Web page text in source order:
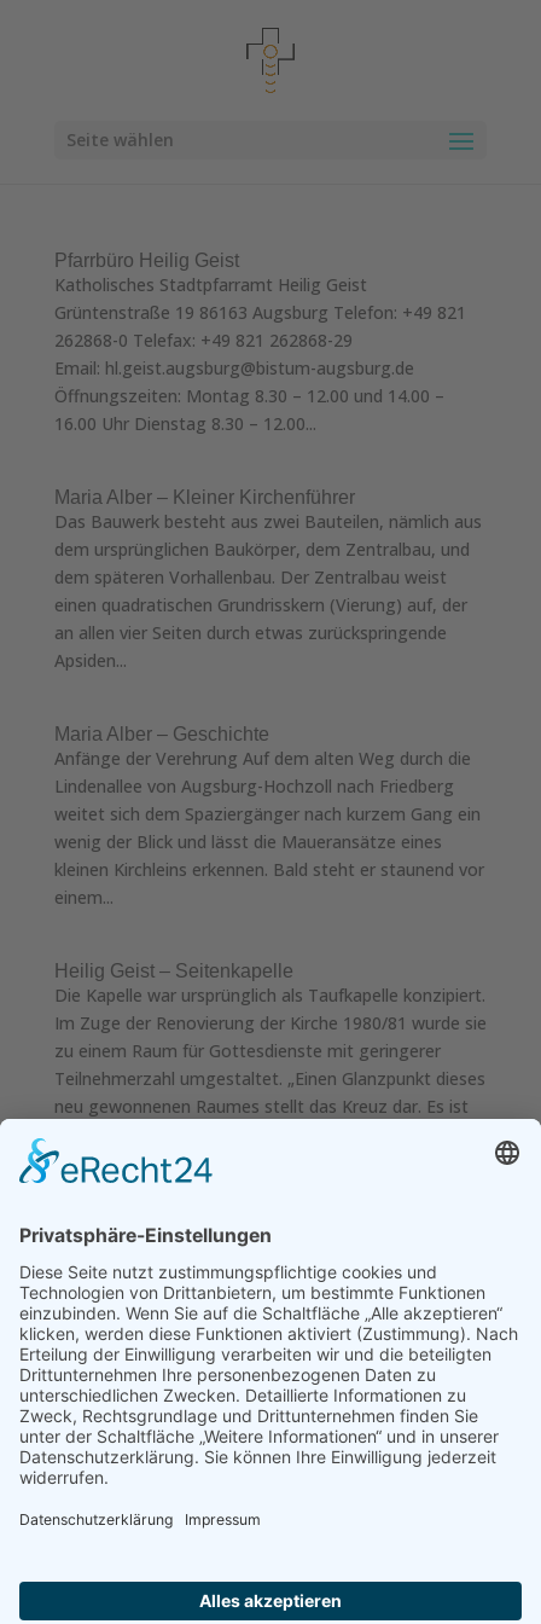
Seite wählen
Pfarrbüro Heilig Geist
Katholisches Stadtpfarramt Heilig Geist
Grüntenstraße 19 86163 Augsburg Telefon: +49 821
262868-0 Telefax: +49 821 262868-29
Email: hl.geist.augsburg@bistum-augsburg.de
Öffnungszeiten: Montag 8.30 – 12.00 und 14.00 –
16.00 Uhr Dienstag 8.30 – 12.00...
Maria Alber – Kleiner Kirchenführer
Das Bauwerk besteht aus zwei Bauteilen, näm­lich aus
dem ursprünglichen Baukörper, dem Zentralbau, und
dem späteren Vorhallenbau. Der Zentralbau weist
einen quadratischen Grundriss­kern (Vierung) auf, der
an allen vier Seiten durch etwas zurückspringende
Apsiden...
Maria Alber – Geschichte
Anfänge der Verehrung Auf dem alten Weg durch die
Lindenallee von Augsburg-Hochzoll nach Friedberg
weitet sich dem Spaziergänger nach kurzem Gang ein
wenig der Blick und lässt die Maueransätze eines
kleinen Kirchleins erkennen. Bald steht er staunend vor
einem...
Heilig Geist – Seitenkapelle
Die Kapelle war ursprünglich als Taufkapelle konzipiert.
Im Zuge der Renovierung der Kirche 1980/81 wurde sie
zu einem Raum für Gottesdienste mit geringerer
Teilnehmerzahl umgestaltet. „Einen Glanzpunkt dieses
neu gewonnenen Raumes stellt das Kreuz dar. Es ist
Die heutige Orgel verdanken wir einer glücklichen
Fügung. Die im Neubau von 1955 verwendete Orgel
war die überarbeitete Orgel der Notkirche gewesen.
1965 bekam Heilig Geist dann endlich eine neue Orgel,
doch diese litt im Laufe der Jahre mehr und mehr. 1998
stand dann...
Der Heilsweg in Heilig Geist
Die Bronzereliefs zum Heilsweg stammen vom
der Reihenfolge, in der sie in unsere Kirche kamen)
(1980), die Darstellung des Auferstandenen am Platz